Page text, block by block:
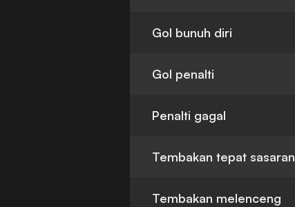
Gol bunuh diri
Gol penalti
Penalti gagal
Tembakan tepat sasaran
Tembakan melenceng